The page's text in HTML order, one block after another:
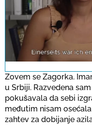
This link
note the data
Zovem se Zagorka.
u Srbiji. Razvedena
pokušavala da sebi
međutim nisam
zahtev za dobijanje